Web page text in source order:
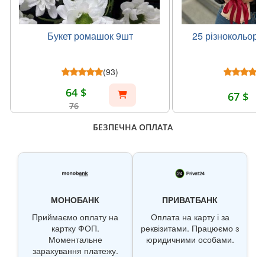
Букет ромашок 9шт
(93)
64 $
76
25
67 $
БЕЗПЕЧНА ОПЛАТА
МОНОБАНК
Приймаємо оплату на
картку ФОП.
Моментальне
зарахування платежу.
ПРИВАТБАНК
Оплата на карту і за
реквізитами. Працюємо з
юридичними особами.